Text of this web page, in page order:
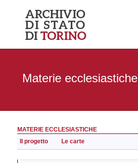
Materie ecclesiastiche
MATERIE ECCLESIASTICHE
Il progetto
Le carte